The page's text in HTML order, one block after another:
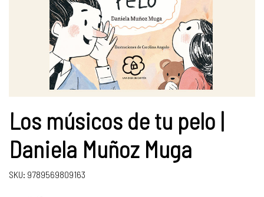
Los músicos de tu pelo |
Daniela Muñoz Muga
SKU: 9789569809163